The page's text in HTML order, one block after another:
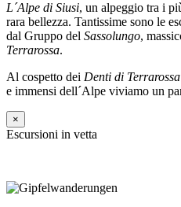
L´Alpe di Siusi, un alpeggio tra i
rara bellezza. Tantissime sono le
dal Gruppo del Sassolungo,
Terrarossa.
Al cospetto dei Denti di Terrarossa
e immensi dell´Alpe viviamo un
×
Escursioni in vetta